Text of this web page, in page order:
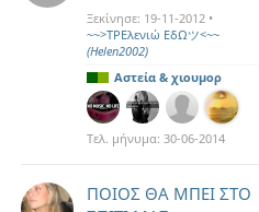
Ξεκίνησε: 19-11-2012 •
~~>ΤΡΕλενιώ ΕδΩツ<~~
(Helen2002)
Αστεία & χιουμορ
Τελ. μήνυμα: 30-06-2014
ΠΟΙΟΣ ΘΑ ΜΠΕΙ ΣΤΟ